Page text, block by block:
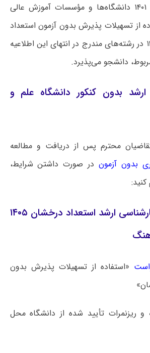
پیوسته ورودی سال ۱۴۰۱ دانشگاه‌ها و مؤسسات آموزش عالی
از تسهیلات پذیرش بدون آزمون استعداد
درخشان در سال ۱۴۰۵ در رشته‌های مندرج در انتهای این اطلاعیه
دانشجو می‌پذیرد.
بدون کنکور دانشگاه علم و
محترم پس از دریافت و مطالعه
بدون آزمون در صورت داشتن شرایط،
مدارک ثبت نام کارشناسی ارشد استعداد درخشان ۱۴۰۵
«استفاده از تسهیلات پذیرش بدون
و ریزنمرات تأیید شده از دانشگاه محل